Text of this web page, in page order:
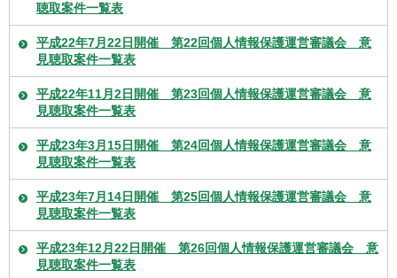
聴取案件一覧表
平成22年7月22日開催 第22回個人情報保護運営審議会 意
見聴取案件一覧表
平成22年11月2日開催 第23回個人情報保護運営審議会 意
見聴取案件一覧表
平成23年3月15日開催 第24回個人情報保護運営審議会 意
見聴取案件一覧表
平成23年7月14日開催 第25回個人情報保護運営審議会 意
見聴取案件一覧表
平成23年12月22日開催 第26回個人情報保護運営審議会 意
見聴取案件一覧表